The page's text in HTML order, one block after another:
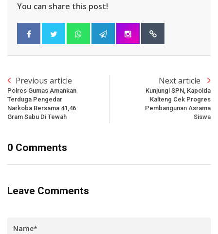
You can share this post!
Previous article
Polres Gumas Amankan
Terduga Pengedar
Narkoba Bersama 41,46
Gram Sabu Di Tewah
Next article
Kunjungi SPN, Kapolda
Kalteng Cek Progres
Pembangunan Asrama
Siswa
0 Comments
Leave Comments